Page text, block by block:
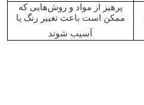
پرهیز از مواد و روش‌هایی که
ممکن است باعث تغییر رنگ یا
آسیب شوند